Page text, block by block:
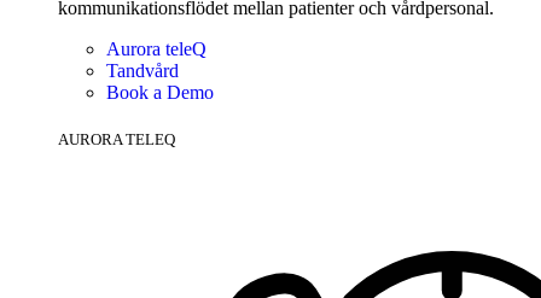
kommunikationsflödet mellan patienter och vårdpersonal.
Aurora teleQ
Tandvård
Book a Demo
AURORA TELEQ